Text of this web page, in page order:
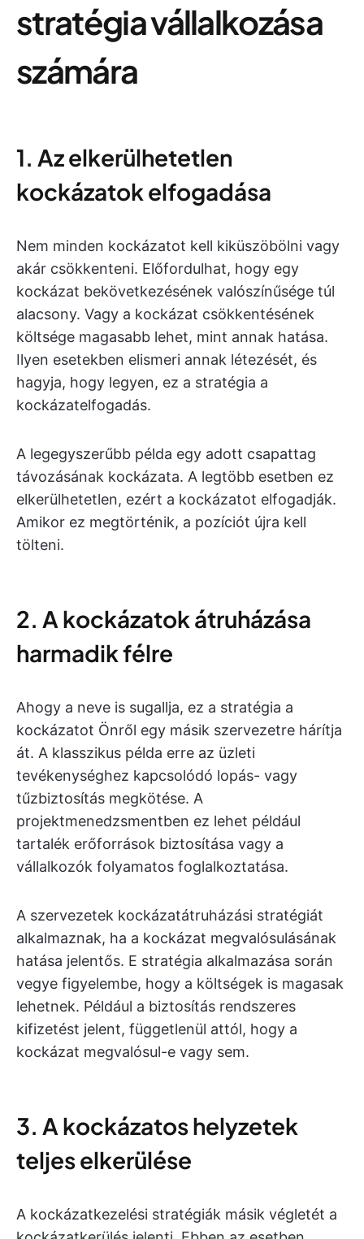
stratégia vállalkozása
számára
1. Az elkerülhetetlen
kockázatok elfogadása
Nem minden kockázatot kell kiküszöbölni vagy
akár csökkenteni. Előfordulhat, hogy egy
kockázat bekövetkezésének valószínűsége túl
alacsony. Vagy a kockázat csökkentésének
költsége magasabb lehet, mint annak hatása.
Ilyen esetekben elismeri annak létezését, és
hagyja, hogy legyen, ez a stratégia a
kockázatelfogadás.
A legegyszerűbb példa egy adott csapattag
távozásának kockázata. A legtöbb esetben ez
elkerülhetetlen, ezért a kockázatot elfogadják.
Amikor ez megtörténik, a pozíciót újra kell
tölteni.
2. A kockázatok átruházása
harmadik félre
Ahogy a neve is sugallja, ez a stratégia a
kockázatot Önről egy másik szervezetre hárítja
át. A klasszikus példa erre az üzleti
tevékenységhez kapcsolódó lopás- vagy
tűzbiztosítás megkötése. A
projektmenedzsmentben ez lehet például
tartalék erőforrások biztosítása vagy a
vállalkozók folyamatos foglalkoztatása.
A szervezetek kockázatátruházási stratégiát
alkalmaznak, ha a kockázat megvalósulásának
hatása jelentős. E stratégia alkalmazása során
vegye figyelembe, hogy a költségek is magasak
lehetnek. Például a biztosítás rendszeres
kifizetést jelent, függetlenül attól, hogy a
kockázat megvalósul-e vagy sem.
3. A kockázatos helyzetek
teljes elkerülése
A kockázatkezelési stratégiák másik végletét a